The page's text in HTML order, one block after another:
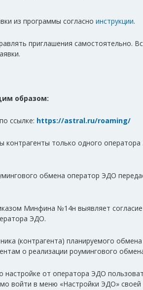
из программы согласно инструкции.
приглашения самостоятельно.
образом:
ссылке: https://astral.ru/roaming/
контрагенты только одного
обмена оператор ЭДО
Минфина №14н выявляет
ЭДО.
(контрагента) планируемого
о реализации роумингового
настройке от оператора ЭДО
войти в меню «Настройки ЭДО»